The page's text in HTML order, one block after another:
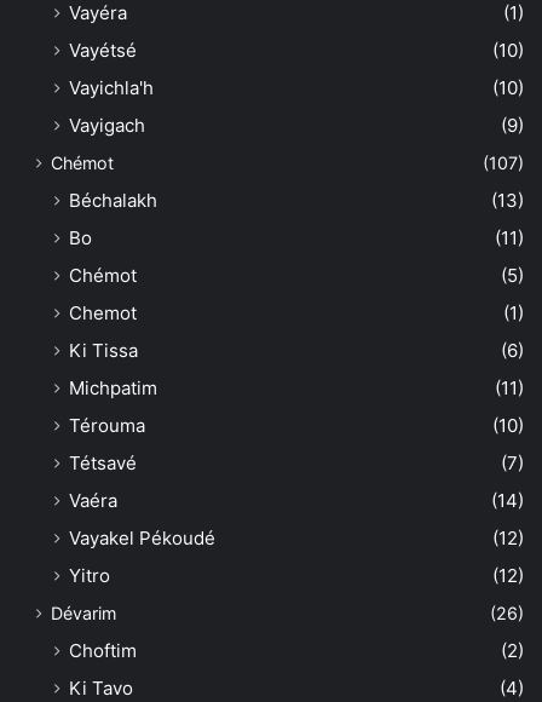
Vayéra
(1)
Vayétsé
(10)
Vayichla'h
(10)
Vayigach
(9)
Chémot (107)
Béchalakh
(13)
Bo
(11)
Chémot
(5)
Chemot
(1)
Ki Tissa
(6)
Michpatim
(11)
Térouma
(10)
Tétsavé
(7)
Vaéra
(14)
Vayakel Pékoudé
(12)
Yitro
(12)
Dévarim (26)
Choftim
(2)
Ki Tavo
(4)